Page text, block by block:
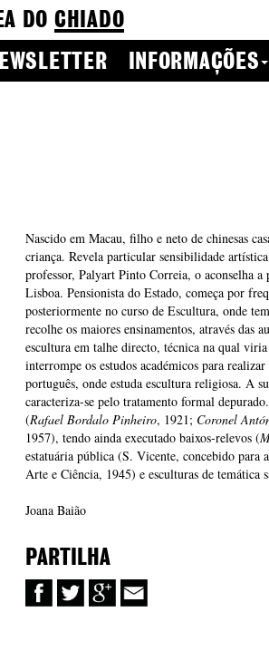
DO CHIADO
INFORMAÇÕES
Nascido em Macau, filho e neto de chinesas
criança. Revela particular sensibilidade
professor, Palyart Pinto Correia, o aconselha a
Lisboa. Pensionista do Estado, começa por
posteriormente no curso de Escultura, onde
recolhe os maiores ensinamentos, através das
escultura em talhe directo, técnica na qual
interrompe os estudos académicos para
português, onde estuda escultura religiosa. A
caracteriza-se pelo tratamento formal
(Rafael Bordalo Pinheiro, 1921; Coronel
1957), tendo ainda executado baixos-relevos (
estatuária pública (S. Vicente, concebido para
Arte e Ciência, 1945) e esculturas de temática
Joana Baião
PARTILHA